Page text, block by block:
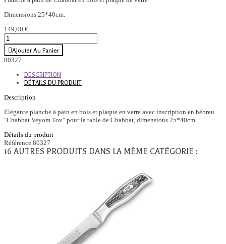
Dimensions 25*40cm.
149,00 €
Ajouter Au Panier
80327
DESCRIPTION
DÉTAILS DU PRODUIT
Description
Elégante planche à pain en bois et plaque en verre avec inscription en hébreu
"Chabbat Veyom Tov" pour la table de Chabbat, dimensions 25*40cm.
Détails du produit
Référence 80327
16 AUTRES PRODUITS DANS LA MÊME CATÉGORIE :